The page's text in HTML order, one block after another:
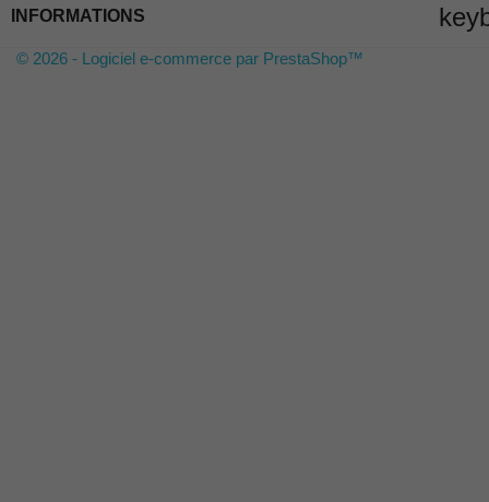
INFORMATIONS
© 2026 - Logiciel e-commerce par PrestaShop™